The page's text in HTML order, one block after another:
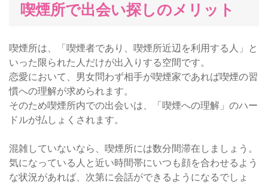
喫煙所で出会い探しのメリット
喫煙所は、「喫煙者であり、喫煙所近辺を利用する人」と
いった限られた人だけが出入りする空間です。
恋愛において、男女問わず相手が喫煙家であれば喫煙の習
慣への理解が求められます。
そのため喫煙所内での出会いは、「喫煙への理解」のハー
ドルが払しょくされます。
混雑していないなら、喫煙所には数分間滞在しましょう。
気になっている人と近い時間帯にいつも顔を合わせるよう
な状況があれば、次第に会話ができるようになるでしょ